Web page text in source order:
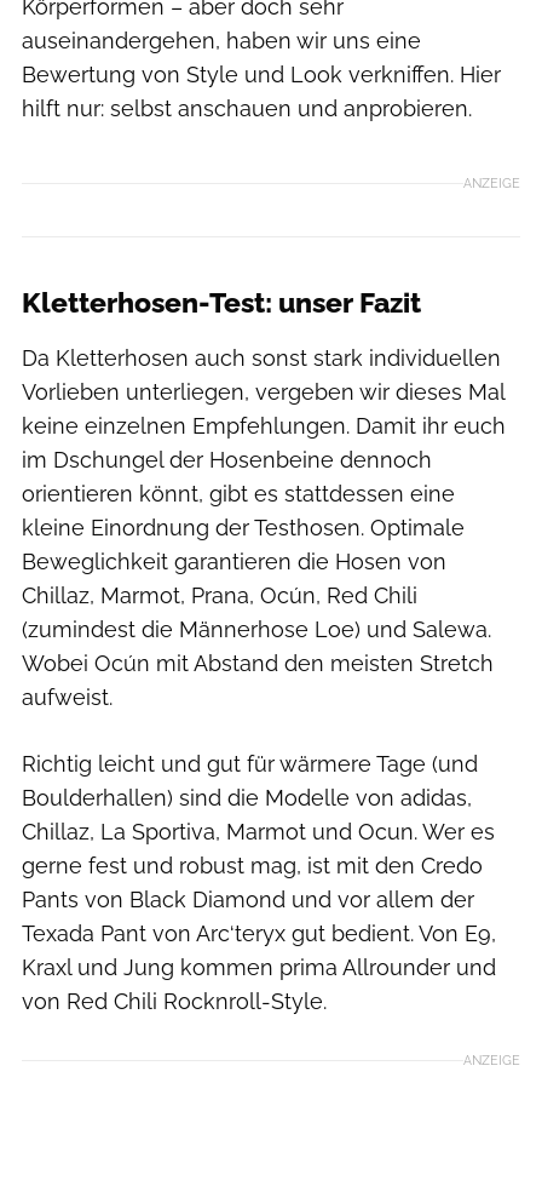
Körperformen – aber doch sehr
auseinandergehen, haben wir uns eine
Bewertung von Style und Look verkniffen. Hier
hilft nur: selbst anschauen und anprobieren.
ANZEIGE
Kletterhosen-Test: unser Fazit
Da Kletterhosen auch sonst stark individuellen
Vorlieben unterliegen, vergeben wir dieses Mal
keine einzelnen Empfehlungen. Damit ihr euch
im Dschungel der Hosenbeine dennoch
orientieren könnt, gibt es stattdessen eine
kleine Einordnung der Testhosen. Optimale
Beweglichkeit garantieren die Hosen von
Chillaz, Marmot, Prana, Ocún, Red Chili
(zumindest die Männerhose Loe) und Salewa.
Wobei Ocún mit Abstand den meisten Stretch
aufweist.
Richtig leicht und gut für wärmere Tage (und
Boulderhallen) sind die Modelle von adidas,
Chillaz, La Sportiva, Marmot und Ocun. Wer es
gerne fest und robust mag, ist mit den Credo
Pants von Black Diamond und vor allem der
Texada Pant von Arc‘teryx gut bedient. Von E9,
Kraxl und Jung kommen prima Allrounder und
von Red Chili Rocknroll-Style.
ANZEIGE